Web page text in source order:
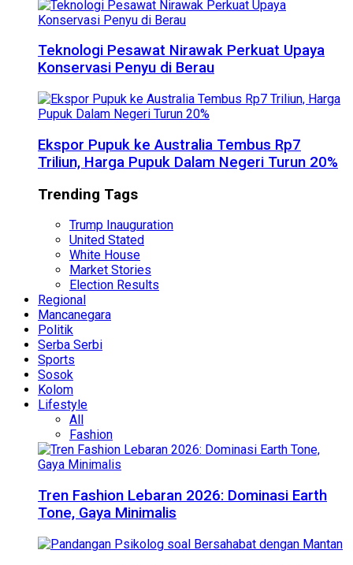
Teknologi Pesawat Nirawak Perkuat Upaya
Konservasi Penyu di Berau
Ekspor Pupuk ke Australia Tembus Rp7
Triliun, Harga Pupuk Dalam Negeri Turun 20%
Trending Tags
Trump Inauguration
United Stated
White House
Market Stories
Election Results
Regional
Mancanegara
Politik
Serba Serbi
Sports
Sosok
Kolom
Lifestyle
All
Fashion
Tren Fashion Lebaran 2026: Dominasi Earth
Tone, Gaya Minimalis